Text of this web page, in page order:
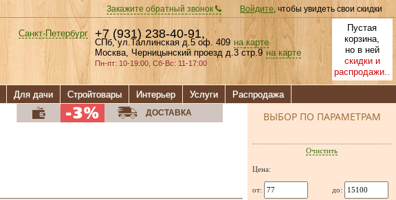
Закажите обратный звонок Войдите, чтобы увидеть свои скидки
Пустая
корзина,
но в ней
скидки и
распродажи..
Санкт-Петербург +7 (931) 238-40-91,
СПб, ул.Таллинская д.5 оф. 409 на карте
Москва, Черницынский проезд д.3 стр.9 на карте
Пн-пт: 10-19:00, Сб-Вс: 11-17:00
Для дачи Стройтовары Интерьер Услуги Распродажа
ДОСТАВКА ВЫБОР ПО ПАРАМЕТРАМ
Очистить
Цена:
от: до: